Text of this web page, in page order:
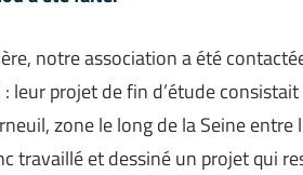
notre association a été
leur projet de fin d’étude
zone le long de la Seine entre
travaillé et dessiné un projet qui